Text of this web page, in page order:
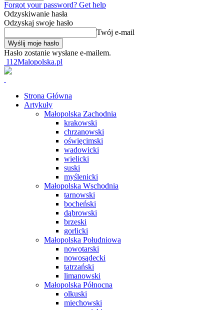
Forgot your password? Get help
Odzyskiwanie hasła
Odzyskaj swoje hasło
Twój e-mail
Hasło zostanie wysłane e-mailem.
112Malopolska.pl
Strona Główna
Artykuły
Małopolska Zachodnia
krakowski
chrzanowski
oświęcimski
wadowicki
wielicki
suski
myślenicki
Małopolska Wschodnia
tarnowski
bocheński
dąbrowski
brzeski
gorlicki
Małopolska Południowa
nowotarski
nowosądecki
tatrzański
limanowski
Małopolska Północna
olkuski
miechowski